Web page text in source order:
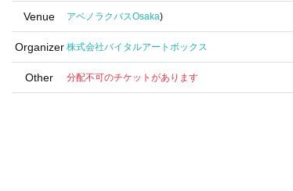
Venue アベノラクバスOsaka)
Organizer 株式会社バイタルアートボックス
Other 分配不可のチケットがあります